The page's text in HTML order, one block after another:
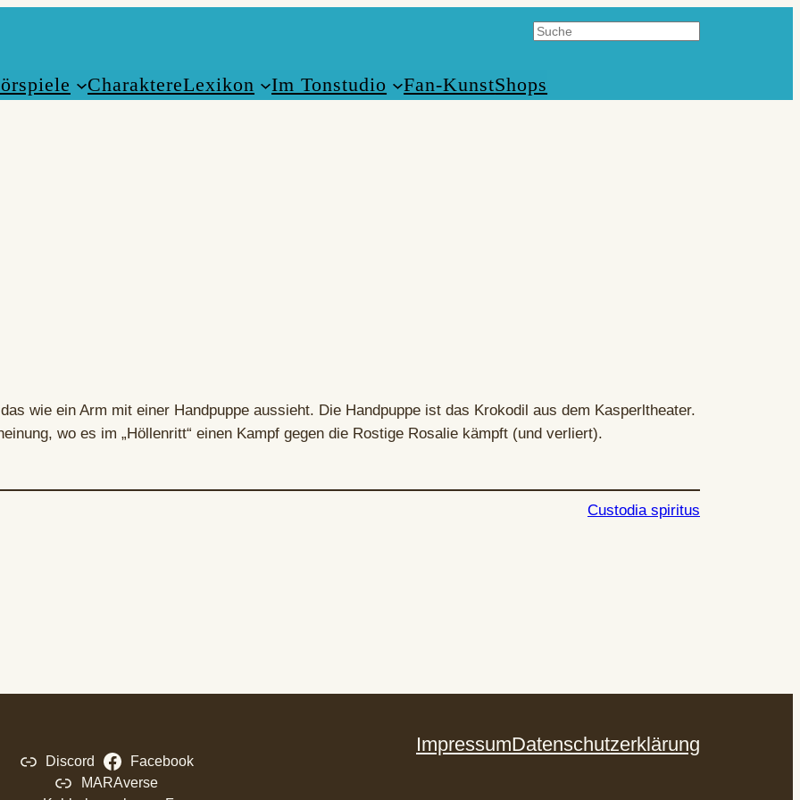
Suchen
CharaktereLexikon Im Tonstudio Fan-KunstShops
wie ein Arm mit einer Handpuppe aussieht. Die Handpuppe ist das Krokodil aus dem Kasperltheater.
wo es im „Höllenritt“ einen Kampf gegen die Rostige Rosalie kämpft (und verliert).
Custodia spiritus
Discord
Facebook
MARAverse
ImpressumDatenschutzerklärung